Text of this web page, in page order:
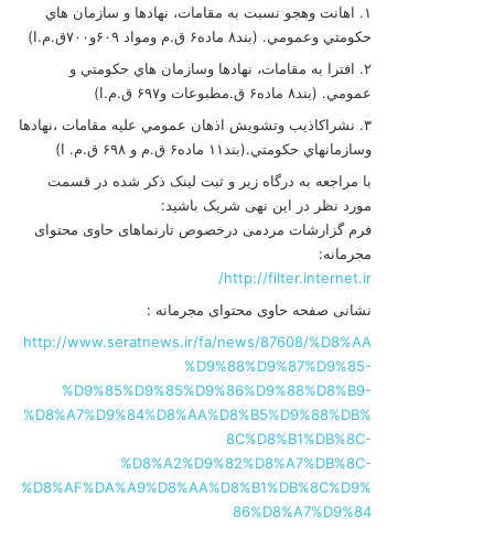
۱. اهانت وهجو نسبت به مقامات، نهادها و سازمان هاي
حکومتي وعمومي. (بند۸ ماده۶ ق.م ومواد ۶۰۹و۷۰۰ق.م.ا)
۲. افترا به مقامات، نهادها وسازمان هاي حکومتي و
عمومي. (بند۸ ماده۶ ق.مطبوعات و۶۹۷ ق.م.ا)
۳. نشراكاذيب وتشويش اذهان عمومي عليه مقامات ،نهادها
وسازمانهاي حکومتي.(بند۱۱ ماده۶ ق.م و ۶۹۸ ق.م. ا)
با مراجعه به درگاه زیر و ثبت لینک ذکر شده در قسمت
مورد نظر در این نهی شریک باشید:
فرم گزارشات مردمی درخصوص تارنماهای حاوی محتوای
مجرمانه:
http://filter.internet.ir/
نشانی صفحه حاوی محتوای مجرمانه :
http://www.seratnews.ir/fa/news/87608/%D8%AA
%D9%88%D9%87%D9%85-
%D9%85%D9%85%D9%86%D9%88%D8%B9-
%D8%A7%D9%84%D8%AA%D8%B5%D9%88%DB%
8C%D8%B1%DB%8C-
%D8%A2%D9%82%D8%A7%DB%8C-
%D8%AF%DA%A9%D8%AA%D8%B1%DB%8C%D9%
86%D8%A7%D9%84